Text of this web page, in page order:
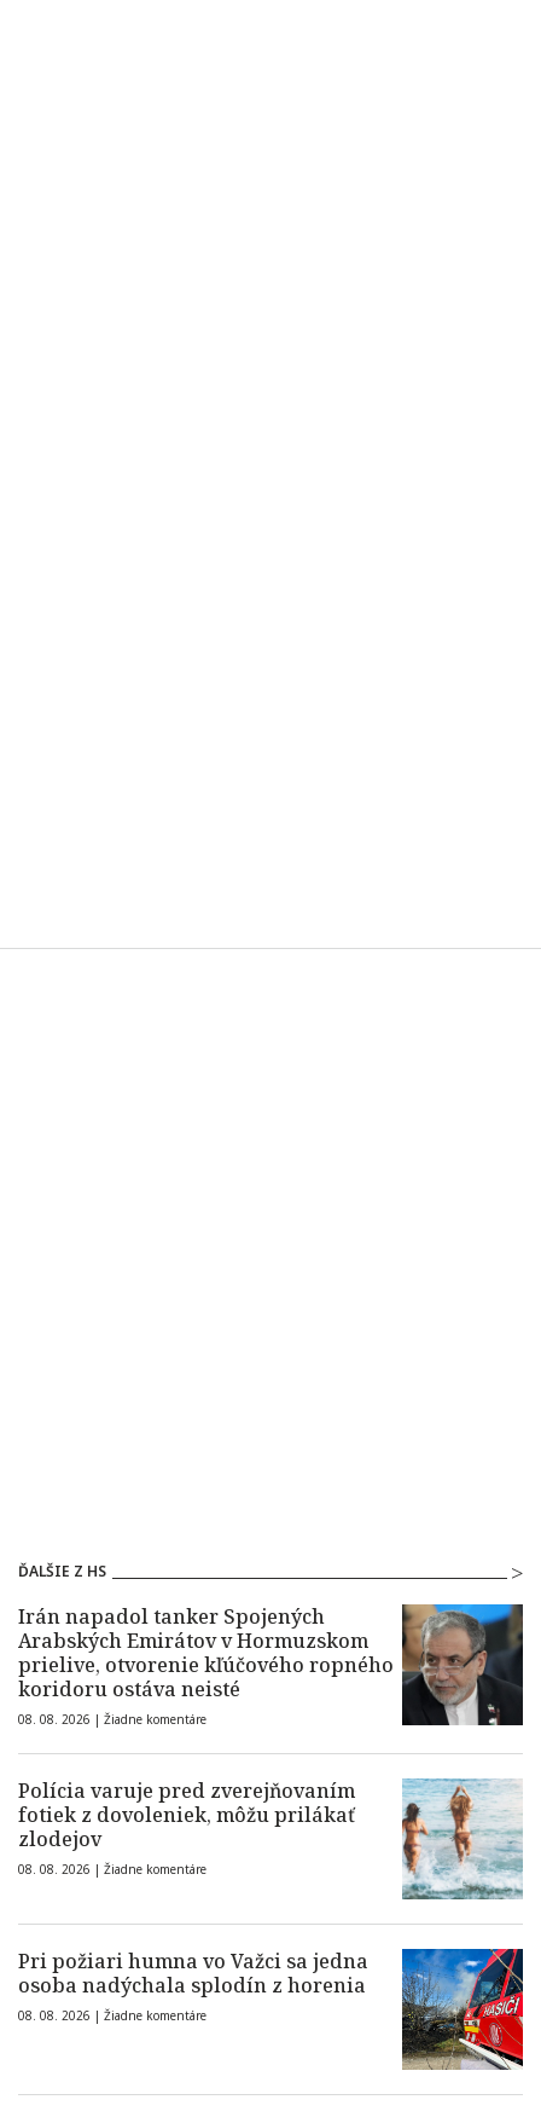
ĎALŠIE Z HS
Irán napadol tanker Spojených
Arabských Emirátov v Hormuzskom
prielive, otvorenie kľúčového ropného
koridoru ostáva neisté
08. 08. 2026 | Žiadne komentáre
Polícia varuje pred zverejňovaním
fotiek z dovoleniek, môžu prilákať
zlodejov
08. 08. 2026 | Žiadne komentáre
Pri požiari humna vo Važci sa jedna
osoba nadýchala splodín z horenia
08. 08. 2026 | Žiadne komentáre